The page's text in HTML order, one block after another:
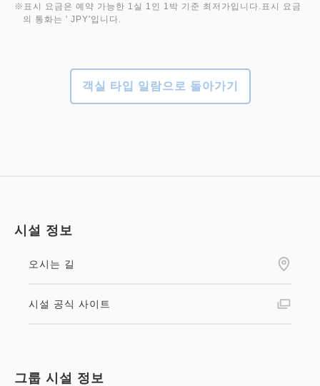
※표시 요금은 예약 가능한 1실 1인 1박 기준 최저가입니다.표시 요금
의 통화는 ' JPY'입니다.
객실 타입 일람으로 돌아가기
시설 정보
오시는 길
시설 공식 사이트
그룹 시설 정보